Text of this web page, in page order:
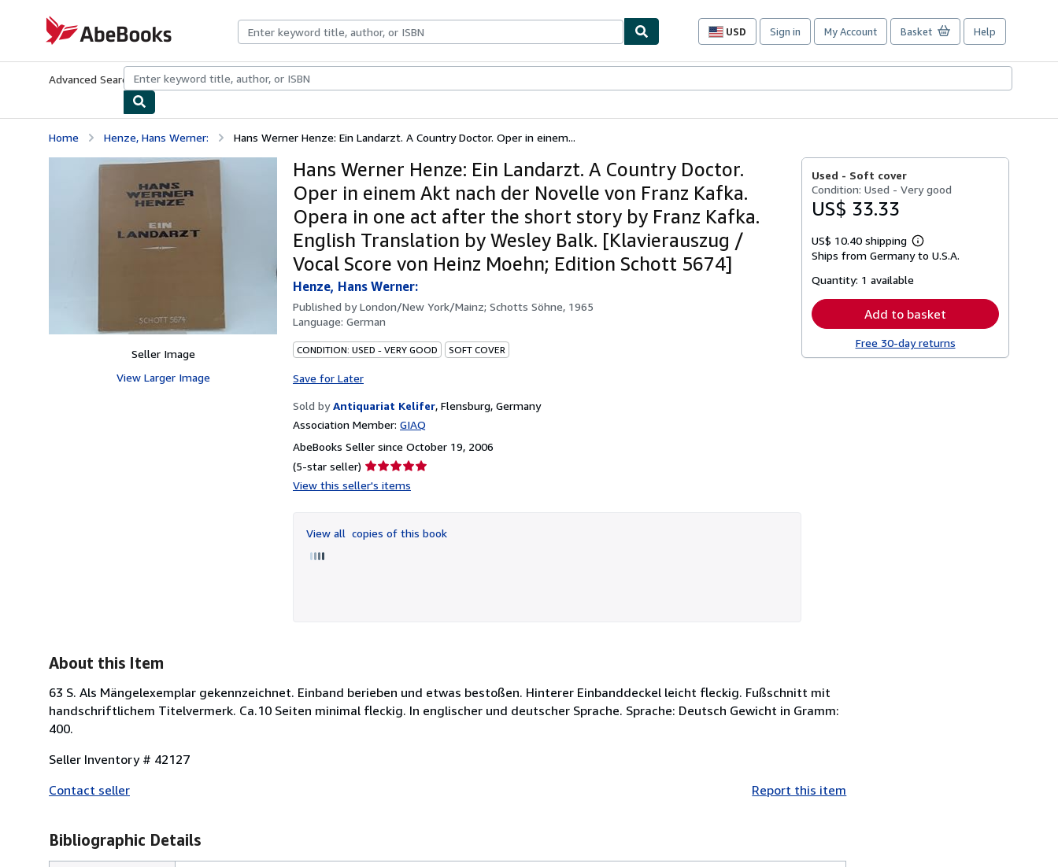
AbeBooks.com
USD
Site
preferences
Sign in My Account Basket Help
Advanced Search Browse CollectionsRare BooksArt & Collectibles
Home Henze, Hans Werner: Hans Werner Henze: Ein Landarzt. A Country Doctor. Oper in einem...
Seller Image
View Larger Image
Hans Werner Henze: Ein Landarzt. A Country Doctor.
Oper in einem Akt nach der Novelle von Franz Kafka.
Opera in one act after the short story by Franz Kafka.
English Translation by Wesley Balk. [Klavierauszug /
Vocal Score von Heinz Moehn; Edition Schott 5674]
Henze, Hans Werner:
Published byLondon/New York/Mainz; Schotts Söhne, 1965
Language: German
CONDITION: USED - VERY GOOD SOFT COVER
Save for Later
Sold by Antiquariat Kelifer, Flensburg, Germany
Association Member: GIAQ
AbeBooks Seller since October 19, 2006
(5-star seller) Seller
rating
of
5
View this seller's items
View all copies of this book
Used - Soft cover
Condition: Used - Very good
US$ 33.33
US$ 10.40 shipping
Learn
more
Ships from Germany to U.S.A.
Quantity: 1 available
Add to basket
Free 30-day returns
About this Item
63 S. Als Mängelexemplar gekennzeichnet. Einband berieben und etwas bestoßen. Hinterer Einbanddeckel leicht fleckig. Fußschnitt mit
handschriftlichem Titelvermerk. Ca.10 Seiten minimal fleckig. In englischer und deutscher Sprache. Sprache: Deutsch Gewicht in Gramm:
400.
Seller Inventory # 42127
Contact seller
Report this item
Bibliographic Details